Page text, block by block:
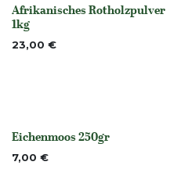
Nicht vorrättig
Afrikanisches Rotholzpulver
1kg
23,00 €
None
Eichenmoos 250gr
7,00 €